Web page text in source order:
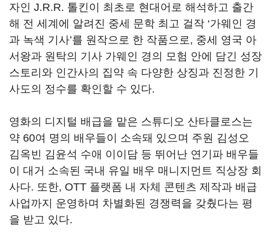
자인 J.R.R. 톨킨이 최초로 현대어로 해석하고 출간
해 전 세계에 알려진 중세 문학 최고 걸작 ‘가웨인 경
과 녹색 기사’를 원작으로 한 작품으로, 중세 영국 아
서왕과 원탁의 기사 가웨인 경의 모험 안에 담긴 성장
스토리와 인간사의 집약 속 다양한 상징과 진정한 기
사도의 정수를 확인할 수 있다.
영화의 디지털 배급을 맡은 스튜디오 산타클로스는
약 60여 명의 배우들이 소속돼 있으며 주원 김성오
김옥빈 김윤석 수애 이이담 등 뛰어난 연기파 배우들
이 대거 소속된 국내 유일 배우 매니지먼트 직상장 회
사다. 또한, OTT 플랫폼 내 자체 콘텐츠 제작과 배급
사업까지 운영하며 차별화된 경쟁력을 갖췄다는 평
을 받고 있다.